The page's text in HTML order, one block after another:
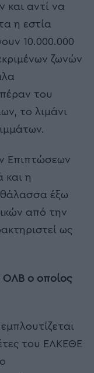
και αντί να
η εστία
10.000.000
ζωνών
του
το λιμάνι
Επιπτώσεων
και η
έξω
από την
ως
ΟΛΒ ο οποίος
του ΕΛΚΕΘΕ